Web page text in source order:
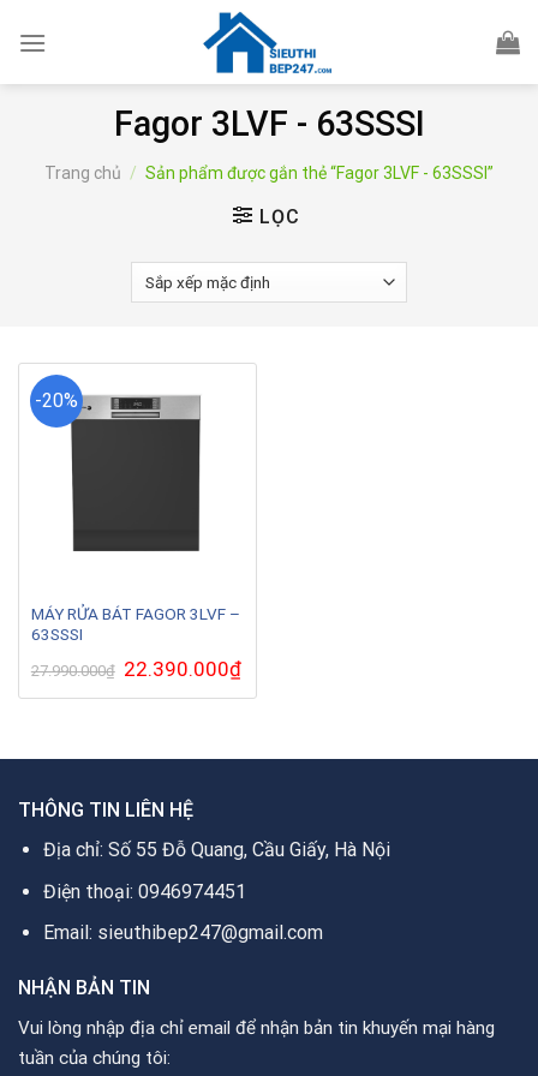
Fagor 3LVF - 63SSSI
Trang chủ / Sản phẩm được gắn thẻ “Fagor 3LVF - 63SSSI”
LỌC
-20%
MÁY RỬA BÁT FAGOR 3LVF –
63SSSI
27.990.000₫ Giá
gốc
là:
22.390.000₫Giá
hiện
tại
THÔNG TIN LIÊN HỆ
Địa chỉ: Số 55 Đỗ Quang, Cầu Giấy, Hà Nội
Điện thoại: 0946974451
Email: sieuthibep247@gmail.com
NHẬN BẢN TIN
Vui lòng nhập địa chỉ email để nhận bản tin khuyến mại hàng
tuần của chúng tôi: